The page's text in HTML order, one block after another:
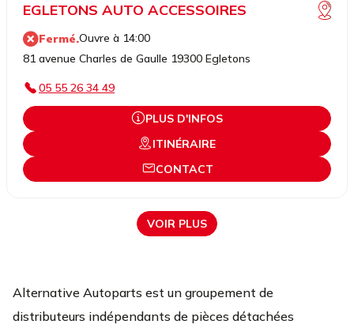
EGLETONS AUTO ACCESSOIRES
Fermé.Ouvre à 14:00
81 avenue Charles de Gaulle 19300 Egletons
05 55 26 34 49
PLUS D'INFOS
ITINÉRAIRE
CONTACT
VOIR PLUS
Alternative Autoparts est un groupement de
distributeurs indépendants de pièces détachées